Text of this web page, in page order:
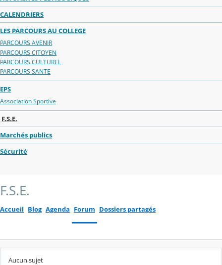
CALENDRIERS
LES PARCOURS AU COLLEGE
PARCOURS AVENIR
PARCOURS CITOYEN
PARCOURS CULTUREL
PARCOURS SANTE
EPS
Association Sportive
F.S.E.
Marchés publics
Sécurité
F.S.E.
Accueil Blog Agenda Forum Dossiers partagés
Aucun sujet